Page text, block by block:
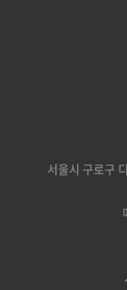
서울시 구로구